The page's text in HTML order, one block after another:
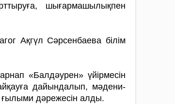
шығарма­шылықпен
Ақгүл Сәрсенбаева білім
«Балдәурен» үйір­месін
дайындалып, мәдени-
ғылыми дәре­жесін алды.